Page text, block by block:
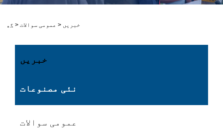
گھر > خبریں > عمومی سوالات
خبریں
نئی مصنوعات
عمومی سوالات